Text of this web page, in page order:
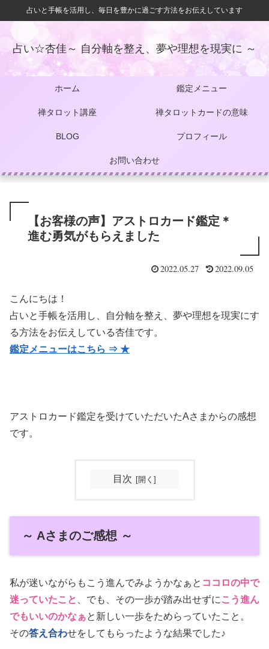
占いと手帳を活用し、毎日を豊かに過ごす方法をお伝えしています
占い☆杏佳～ 自分軸を整え、夢や理想を現実に ～
ホーム 鑑定メニュー
禅タロット講座 禅タロットカードの意味
BLOG プロフィール
お問い合わせ
【お客様の声】アストロカード鑑定＊
進む勇気がもらえました
2022.05.27 2022.09.05
こんにちは！
占いと手帳を活用し、自分軸を整え、夢や理想を現実にす
る方法をお伝えしている杏佳です。
鑑定メニューはこちら ⇒ ★
アストロカード鑑定を受けていただいたAさまからの感想
です。
目次
～ Aさまのご感想 ～
私が迷いながらもこう進んでみようかなぁと ココロの中で
迷っていたこと 、でも、その一歩が踏み出せずにこう進ん
でもいいのかなぁと新しい一歩をためらっていたこと。
その答え合わせをしてもらったような結果でした♪